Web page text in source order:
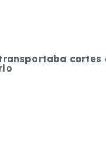
cortes